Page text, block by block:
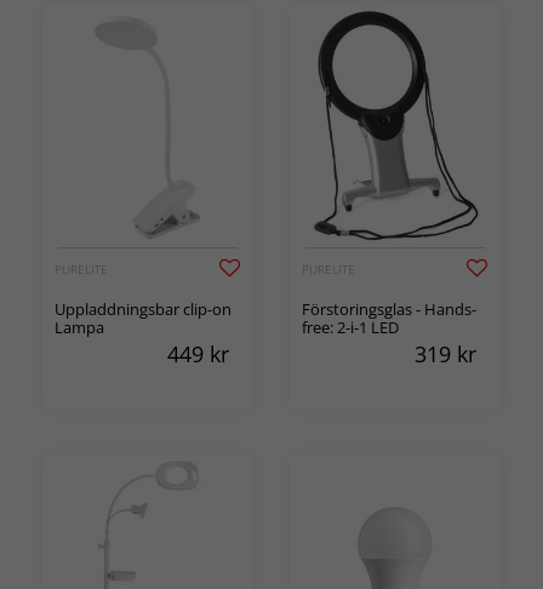
PURELITE
Uppladdningsbar clip-on
Lampa
449 kr
PURELITE
Förstoringsglas - Hands-
free: 2-i-1 LED
319 kr